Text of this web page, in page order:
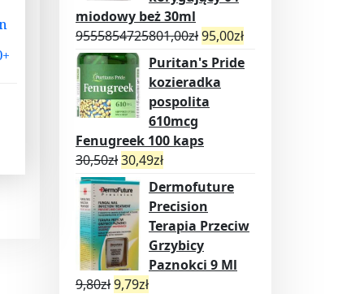
miodowy beż 30ml
9555854725801,00zł95,00zł
Puritan's Pride
kozieradka
pospolita
610mcg
Fenugreek 100 kaps
30,50zł30,49zł
Dermofuture
Precision
Terapia Przeciw
Grzybicy
Paznokci 9 Ml
9,80zł9,79zł